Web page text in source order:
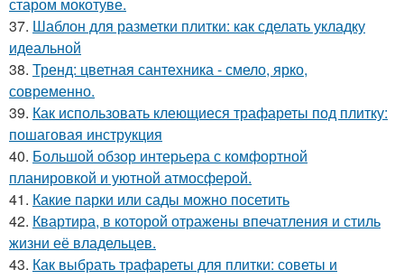
37. Шаблон для разметки плитки: как сделать укладку
идеальной
38. Тренд: цветная сантехника - смело, ярко,
современно.
39. Как использовать клеющиеся трафареты под плитку:
пошаговая инструкция
40. Большой обзор интерьера с комфортной
планировкой и уютной атмосферой.
41. Какие парки или сады можно посетить
42. Квартира, в которой отражены впечатления и стиль
жизни её владельцев.
43. Как выбрать трафареты для плитки: советы и